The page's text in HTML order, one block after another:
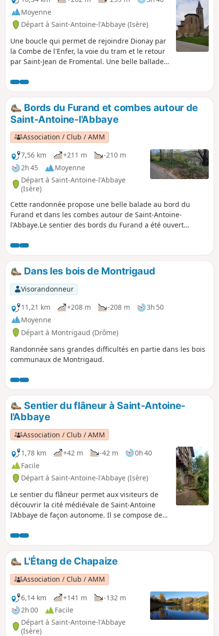
Moyenne
Départ à Saint-Antoine-l'Abbaye (Isère)
Une boucle qui permet de rejoindre Dionay par
la Combe de l'Enfer, la voie du tram et le retour
par Saint-Jean de Fromental. Une belle ballade
patrimoine.
Bords du Furand et combes autour de
Saint-Antoine-l'Abbaye
Association / Club / AMM
7,56 km
+211 m
-210 m
2h 45
Moyenne
Départ à Saint-Antoine-l'Abbaye
(Isère)
Cette randonnée propose une belle balade au bord du
Furand et dans les combes autour de Saint-Antoine-
l'Abbaye.Le sentier des bords du Furand a été ouvert
obtenu les autorisations nécessaires pour le passage dans
ces terrains privés. Merci pour votre respect des
lieux.Attention, en cas de pluie l'itinéraire peut s'avérer
glissant (voire inondé) dans la Combe de la Charrette
Dans les bois de Montrigaud
Visorandonneur
11,21 km
+208 m -208 m
3h 50
Moyenne
Départ à Montrigaud (Drôme)
Randonnée sans grandes difficultés en partie dans les bois
communaux de Montrigaud.
Sentier du flâneur à Saint-Antoine-
l'Abbaye
Association / Club / AMM
1,78 km
+42 m -42 m
0h 40
Facile
Départ à Saint-Antoine-l'Abbaye (Isère)
Le sentier du flâneur permet aux visiteurs de
découvrir la cité médiévale de Saint-Antoine
l'Abbaye de façon autonome. Il se compose de
goulets du village de 45 min environ et un
parcours champêtre de 30 min. Un parcours
d'orientation suivant ce sentier existe et vous
pouvez trouver les brochures à l'office du
tourisme ou à la mairie.
L'Étang de Chapaize
Association / Club / AMM
6,14 km
+141 m
-132 m
2h 00
Facile
Départ à Saint-Antoine-l'Abbaye
(Isère)